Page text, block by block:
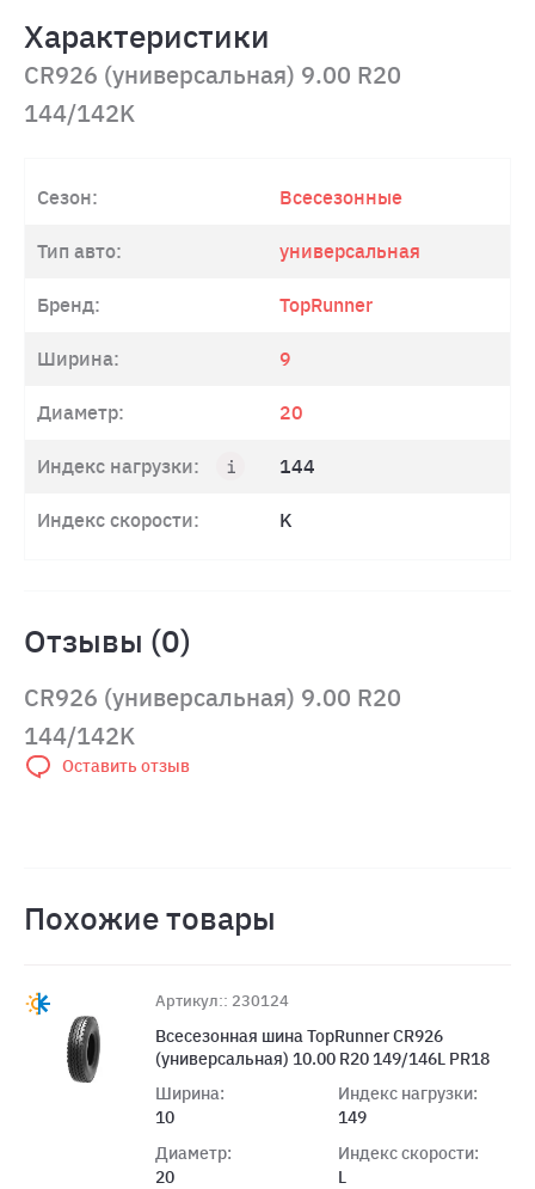
Характеристики
CR926 (универсальная) 9.00 R20
144/142K
Сезон: Всесезонные
Тип авто: универсальная
Бренд: TopRunner
Ширина: 9
Диаметр: 20
Индекс нагрузки: 144
Индекс скорости: K
Отзывы (0)
CR926 (универсальная) 9.00 R20
144/142K
Оставить отзыв
Похожие товары
Артикул:: 230124
Всесезонная шина TopRunner CR926
(универсальная) 10.00 R20 149/146L PR18
Ширина:
10
Диаметр:
20
Индекс нагрузки:
149
Индекс скорости:
L